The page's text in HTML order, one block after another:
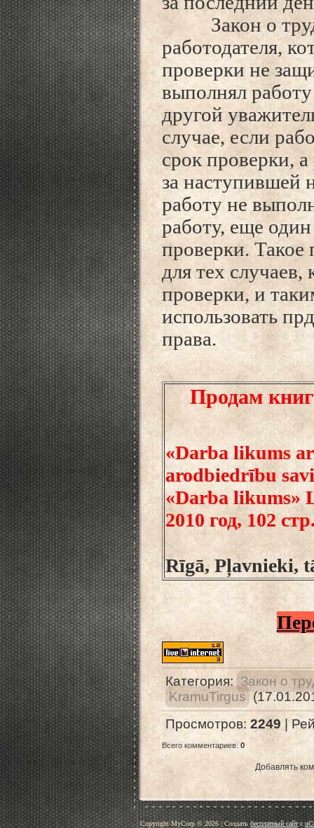
Закон о труде
работодателя,
проверки не
выполнял
другой
случае, если
срок проверки,
за наступившей
работу не
работу, еще
проверки. Такое
для тех
проверки, и
использовать
права.
Продам
«Darba likums
arodbiedrību
«Darba likums»
2010 год, 102
Rīgā, Pļavnieki,
Категория: Закон о
KramuTirgus
Просмотров: 2249|
Всего комментариев:0
Добавлять
Copyright MyCorp © 2026|Создатьбесплатный сайтс